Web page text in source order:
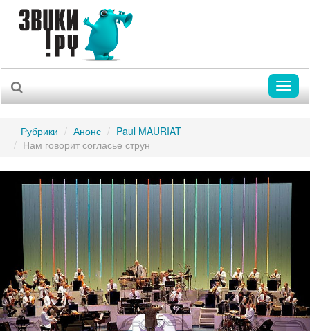
Рубрики Анонс
Paul MAURIAT
Нам говорит согласье струн